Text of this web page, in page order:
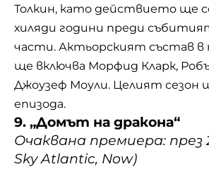
Толкин, като действието ще
хиляди години преди
части. Актьорският състав в
ще включва Морфид Кларк,
Джоузеф Моули. Целият сезон
епизода.
9. „Домът на дракона“
Очаквана премиера: през
Sky Atlantic, Now)